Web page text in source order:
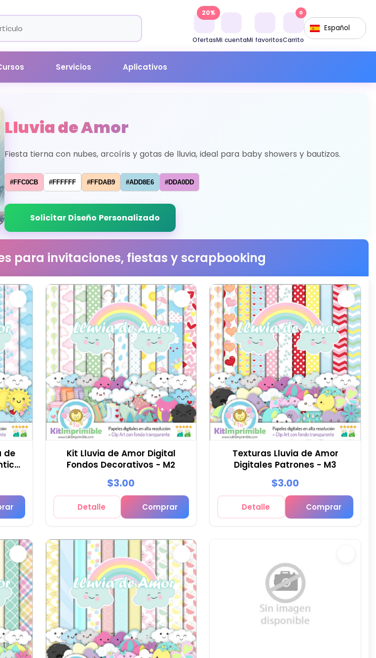
Ofertas
20%
Mi cuentaMi favoritosCarrito
0
Español
Servicios Aplicativos
Lluvia de Amor
Fiesta tierna con nubes, arcoíris y gotas de lluvia, ideal para baby showers y bautizos.
#FFC0CB #FFFFFF #FFDAB9 #ADD8E6 #DDA0DD
Solicitar Diseño Personalizado
para invitaciones, fiestas y scrapbooking
de
Kit Lluvia de Amor Digital
Fondos Decorativos - M2
$3.00
Detalle Comprar
Texturas Lluvia de Amor
Digitales Patrones - M3
$3.00
Detalle Comprar